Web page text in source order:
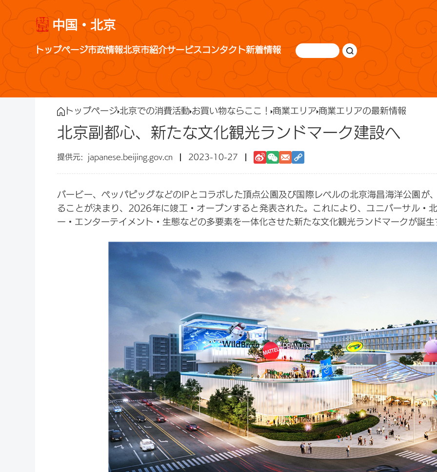
中国・北京
トップページ市政情報北京市紹介サービスコンタクト新着情報
トップページ北京での消費活動 お買い物ならここ！ 商業エリア 商業エリアの最新情報
北京副都心、新たな文化観光ランドマーク建設へ
japanese.beijing.gov.cn 2023-10-27
バービー、ペッパピッグなどのIPとコラボした頂点公園及び国際レベルの北京海昌海洋公園が
ることが決まり、2026年に竣工・オープンすると発表された。これにより、ユニバーサル・
ー・エンターテイメント・生態などの多要素を一体化させた新たな文化観光ランドマークが誕